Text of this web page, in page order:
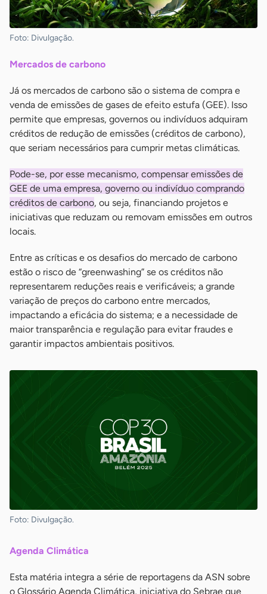
Foto: Divulgação.
Mercados de carbono
Já os mercados de carbono são o sistema de compra e
venda de emissões de gases de efeito estufa (GEE). Isso
permite que empresas, governos ou indivíduos adquiram
créditos de redução de emissões (créditos de carbono),
que seriam necessários para cumprir metas climáticas.
Pode-se, por esse mecanismo, compensar emissões de
GEE de uma empresa, governo ou indivíduo comprando
créditos de carbono, ou seja, financiando projetos e
iniciativas que reduzam ou removam emissões em outros
locais.
Entre as críticas e os desafios do mercado de carbono
estão o risco de “greenwashing” se os créditos não
representarem reduções reais e verificáveis; a grande
variação de preços do carbono entre mercados,
impactando a eficácia do sistema; e a necessidade de
maior transparência e regulação para evitar fraudes e
garantir impactos ambientais positivos.
Foto: Divulgação.
Agenda Climática
Esta matéria integra a série de reportagens da ASN sobre
o Glossário Agenda Climática, iniciativa do Sebrae que